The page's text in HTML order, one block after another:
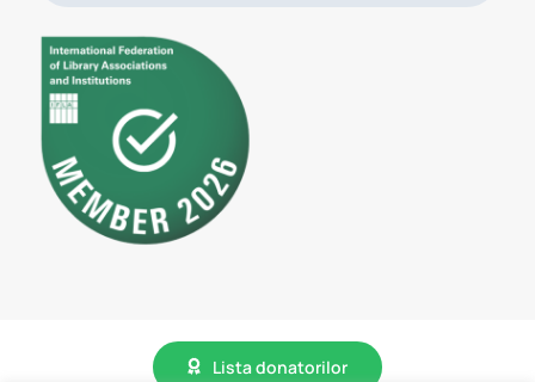
Lista donatorilor